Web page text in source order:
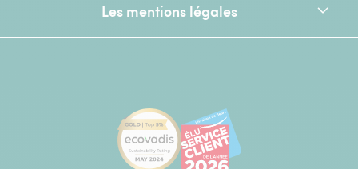
Les mentions légales
[Ecovadis Gold Badge - Top 5%